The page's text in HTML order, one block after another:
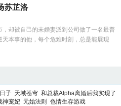
苏芷洛
，却被自己的未婚妻派到公司做了一名最普
天本事的他，每个危难时刻，总是能展现
子 天域苍穹 和总裁Alpha离婚后我实现了
神宠妃 元始法则
色情生存游戏